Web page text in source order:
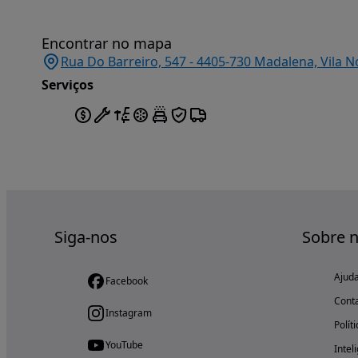
Encontrar no mapa
Rua Do Barreiro, 547 - 4405-730 Madalena, Vila
Serviços
Siga-nos
Facebook
Instagram
YouTube
Sobre